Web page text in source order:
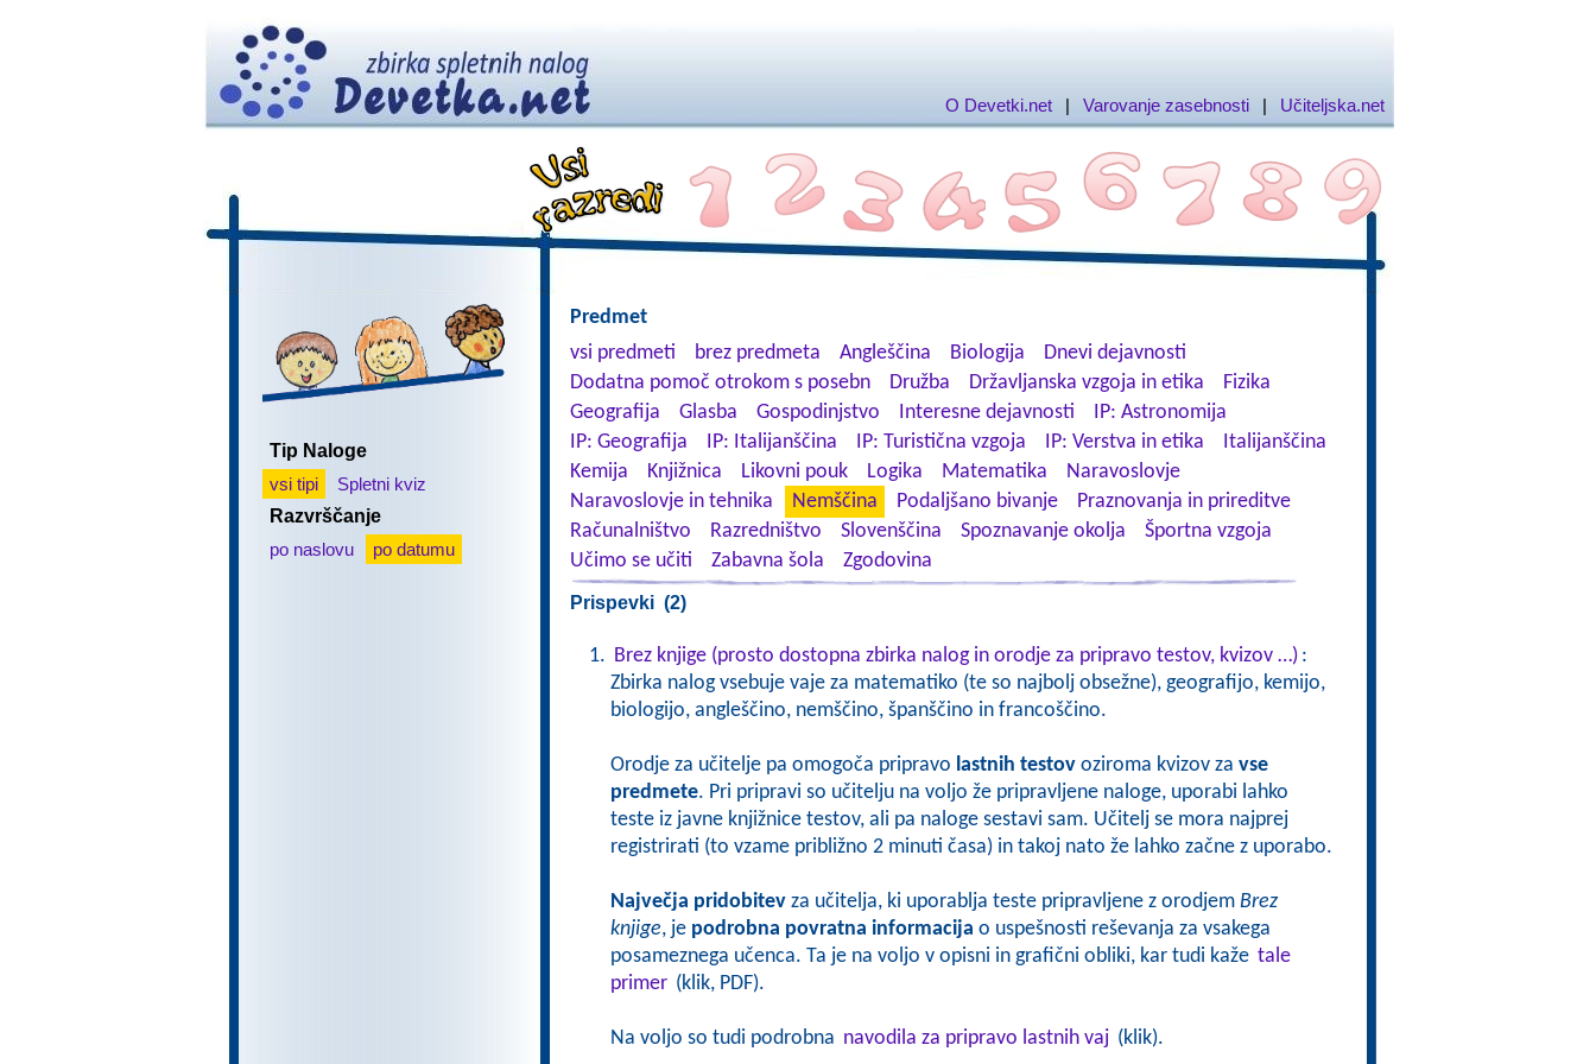
O Devetki.net | Varovanje zasebnosti | Učiteljska.net
Tip Naloge
vsi tipi
Spletni kviz
Razvrščanje
po naslovu
po datumu
Predmet
vsi predmeti
brez predmeta Angleščina Biologija
Dnevi dejavnosti
Dodatna pomoč otrokom s posebn
Družba Državljanska vzgoja in etika
Fizika
Geografija
Glasba Gospodinjstvo Interesne dejavnosti
IP: Astronomija
IP: Geografija
IP: Italijanščina IP: Turistična vzgoja IP: Verstva in etika
Italijanščina
Kemija
Knjižnica Likovni pouk Logika Matematika
Naravoslovje
Naravoslovje in tehnika
Nemščina Podaljšano bivanje
Praznovanja in prireditve
Računalništvo
Razredništvo Slovenščina Spoznavanje okolja
Športna vzgoja
Učimo se učiti
Zabavna šola Zgodovina
Prispevki (2)
Brez knjige (prosto dostopna zbirka nalog in orodje za pripravo testov, kvizov …) :
Zbirka nalog vsebuje vaje za matematiko (te so najbolj obsežne), geografijo, kemijo,
biologijo, angleščino, nemščino, španščino in francoščino.
Orodje za učitelje pa omogoča pripravo lastnih testovoziroma kvizov za vse
predmete. Pri pripravi so učitelju na voljo že pripravljene naloge, uporabi lahko
teste iz javne knjižnice testov, ali pa naloge sestavi sam. Učitelj se mora najprej
registrirati (to vzame približno 2 minuti časa) in takoj nato že lahko začne z uporabo.
Največja pridobitevza učitelja, ki uporablja teste pripravljene z orodjem Brez
knjige, je podrobna povratna informacija o uspešnosti reševanja za vsakega
posameznega učenca. Ta je na voljo v opisni in grafični obliki, kar tudi kaže tale
primer (klik, PDF).
Na voljo so tudi podrobna navodila za pripravo lastnih vaj (klik).